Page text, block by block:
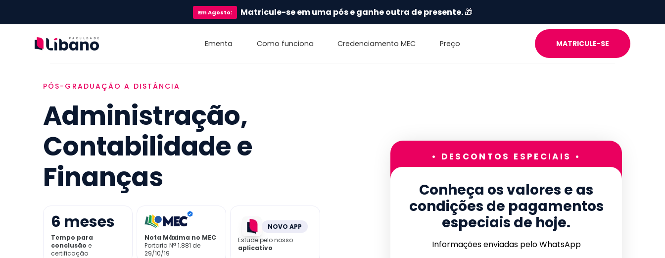
EmAgosto: Matricule-se em uma pós e ganhe outra de presente.🎁
Ementa Como funciona Credenciamento MEC Preço MATRICULE-SE
PÓS-GRADUAÇÃO A DISTÂNCIA
Administração,
Contabilidade e
Finanças
6 meses
Tempo para
conclusão e
certificação
Nota Máxima no MEC
Portaria Nª 1.881 de
29/10/19
NOVO APP
Estude pelo nosso
aplicativo
• DESCONTOS ESPECIAIS •
Conheça os valores e as
condições de pagamentos
especiais de hoje.
Informações enviadas pelo WhatsApp